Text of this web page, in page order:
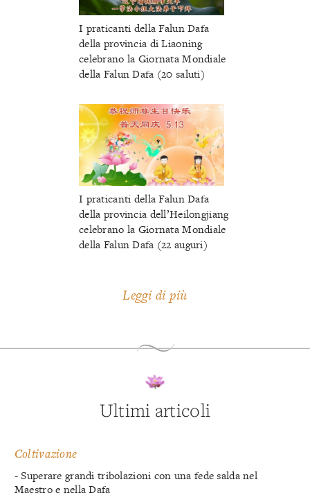
I praticanti della Falun Dafa
della provincia di Liaoning
celebrano la Giornata Mondiale
della Falun Dafa (20 saluti)
I praticanti della Falun Dafa
della provincia dell’Heilongjiang
celebrano la Giornata Mondiale
della Falun Dafa (22 auguri)
Leggi di più
Ultimi articoli
Coltivazione
- Superare grandi tribolazioni con una fede salda nel
Maestro e nella Dafa